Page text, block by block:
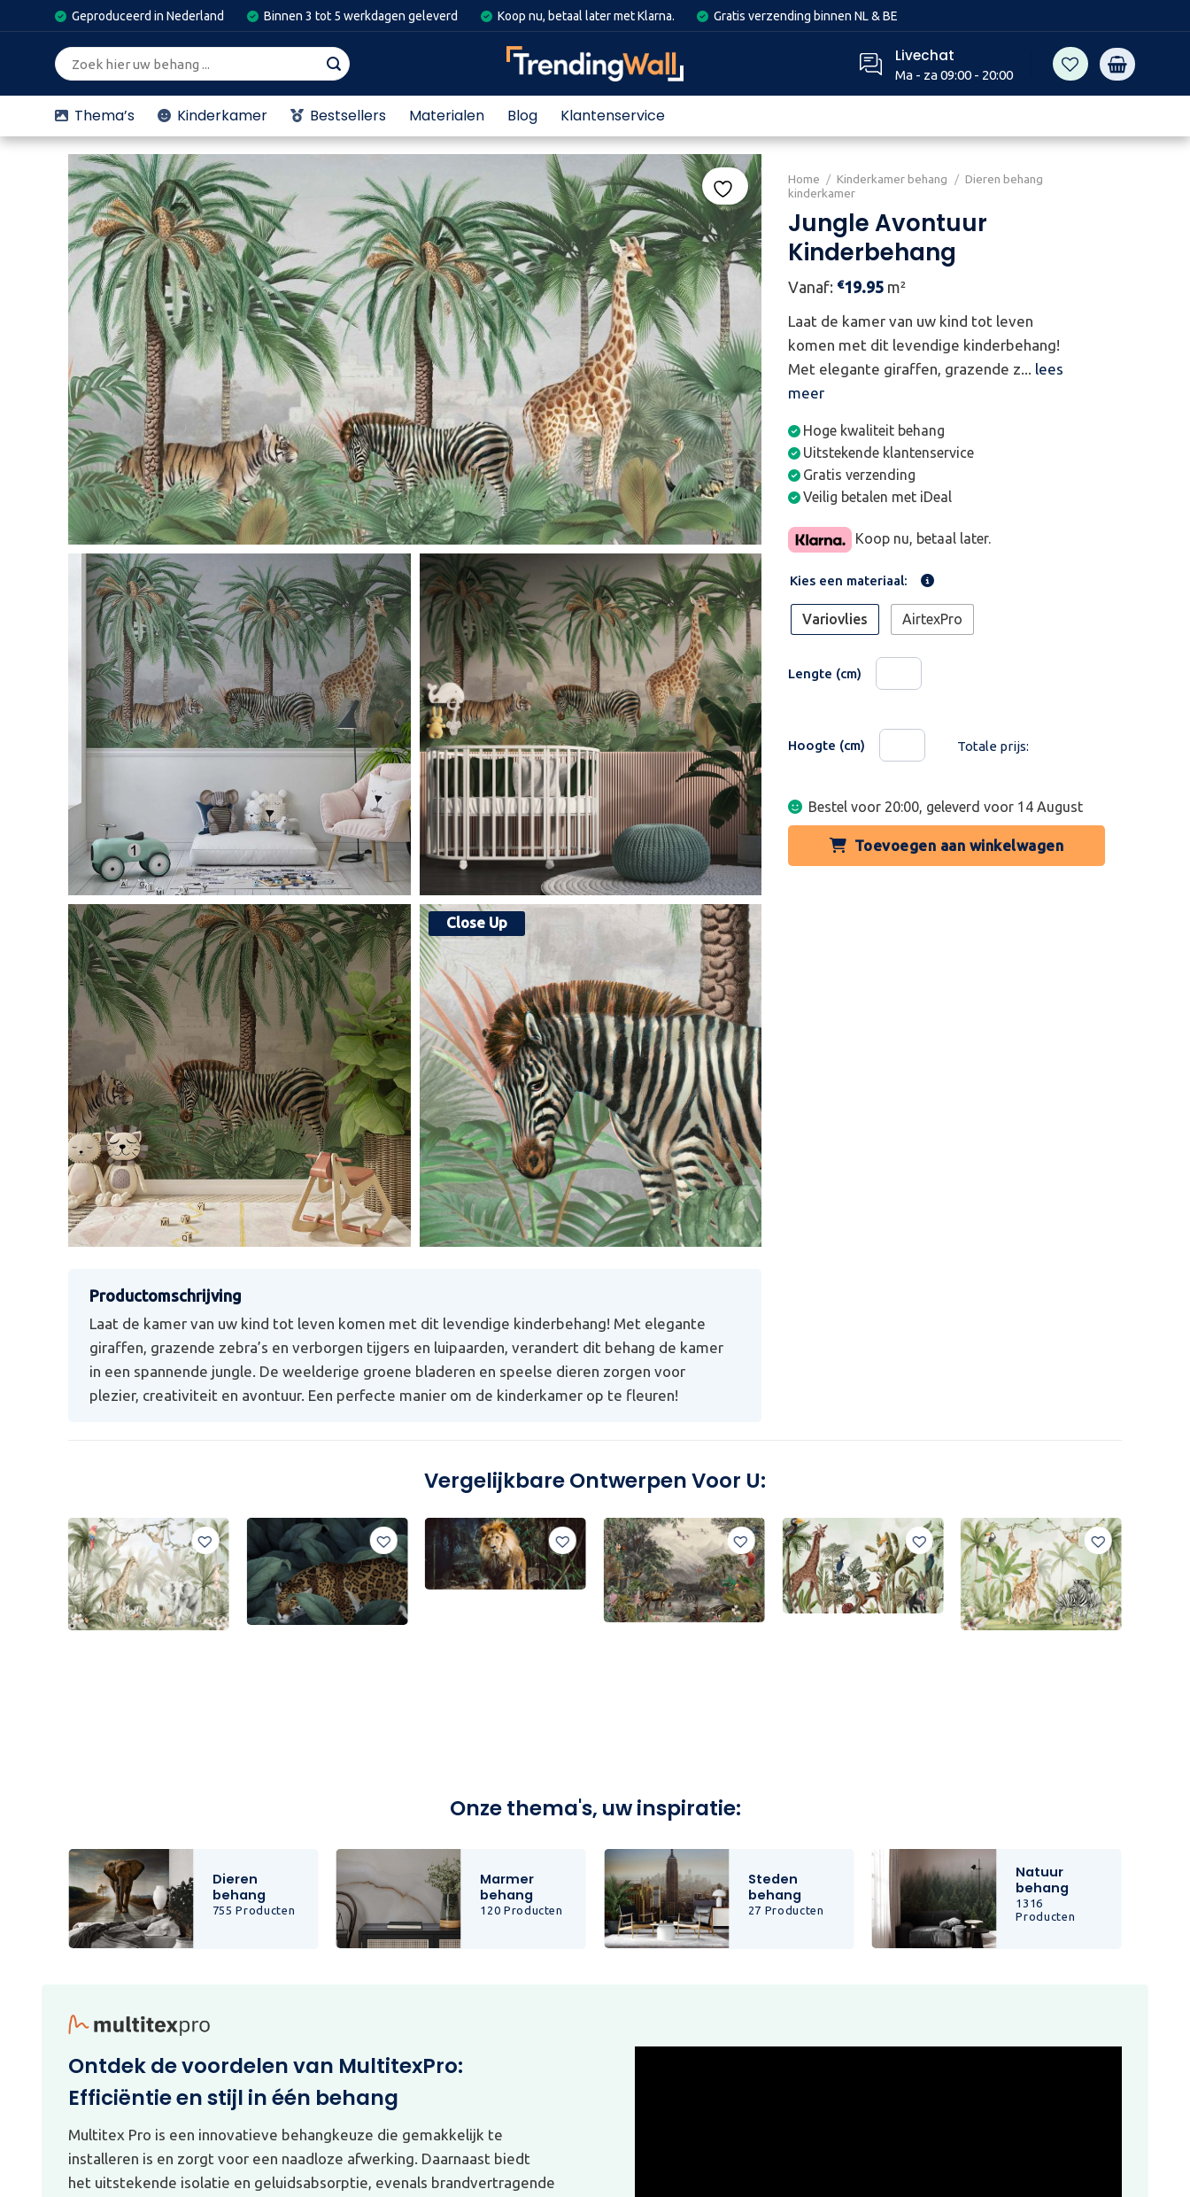
to
Geproduceerd in Nederland Binnen 3 tot 5 werkdagen geleverd Koop nu, betaal later met Klarna. Gratis verzending binnen NL & BE
Zoeken
naar:
Livechat
Ma - za 09:00 - 20:00
Thema’s Kinderkamer Bestsellers Materialen Blog Klantenservice
Home / Kinderkamer behang / Dieren behang
kinderkamer
Jungle Avontuur
Kinderbehang
Vanaf: €19.95 m²
Laat de kamer van uw kind tot leven
komen met dit levendige kinderbehang!
Met elegante giraffen, grazende z... lees
meer
Hoge kwaliteit behang
Uitstekende klantenservice
Gratis verzending
Veilig betalen met iDeal
Koop nu, betaal later.
Kies een materiaal:
Variovlies AirtexPro
Lengte (cm)
Hoogte (cm) Totale prijs:
Bestel voor 20:00, geleverd voor 14 August
Toevoegen aan winkelwagen
Laat de kamer van uw kind tot leven komen met dit levendige kinderbehang! Met elegante
giraffen, grazende zebra’s en verborgen tijgers en luipaarden, verandert dit behang de kamer
in een spannende jungle. De weelderige groene bladeren en speelse dieren zorgen voor
plezier, creativiteit en avontuur. Een perfecte manier om de kinderkamer op te fleuren!
Vergelijkbare Ontwerpen Voor U:
Onze thema's, uw inspiratie:
Dieren
behang
755 Producten
Marmer
behang
120 Producten
Steden
behang
27 Producten
Natuur
behang
1316
Producten
Ontdek de voordelen van MultitexPro:
Efficiëntie en stijl in één behang
Multitex Pro is een innovatieve behangkeuze die gemakkelijk te
installeren is en zorgt voor een naadloze afwerking. Daarnaast biedt
het uitstekende isolatie en geluidsabsorptie, evenals brandvertragende